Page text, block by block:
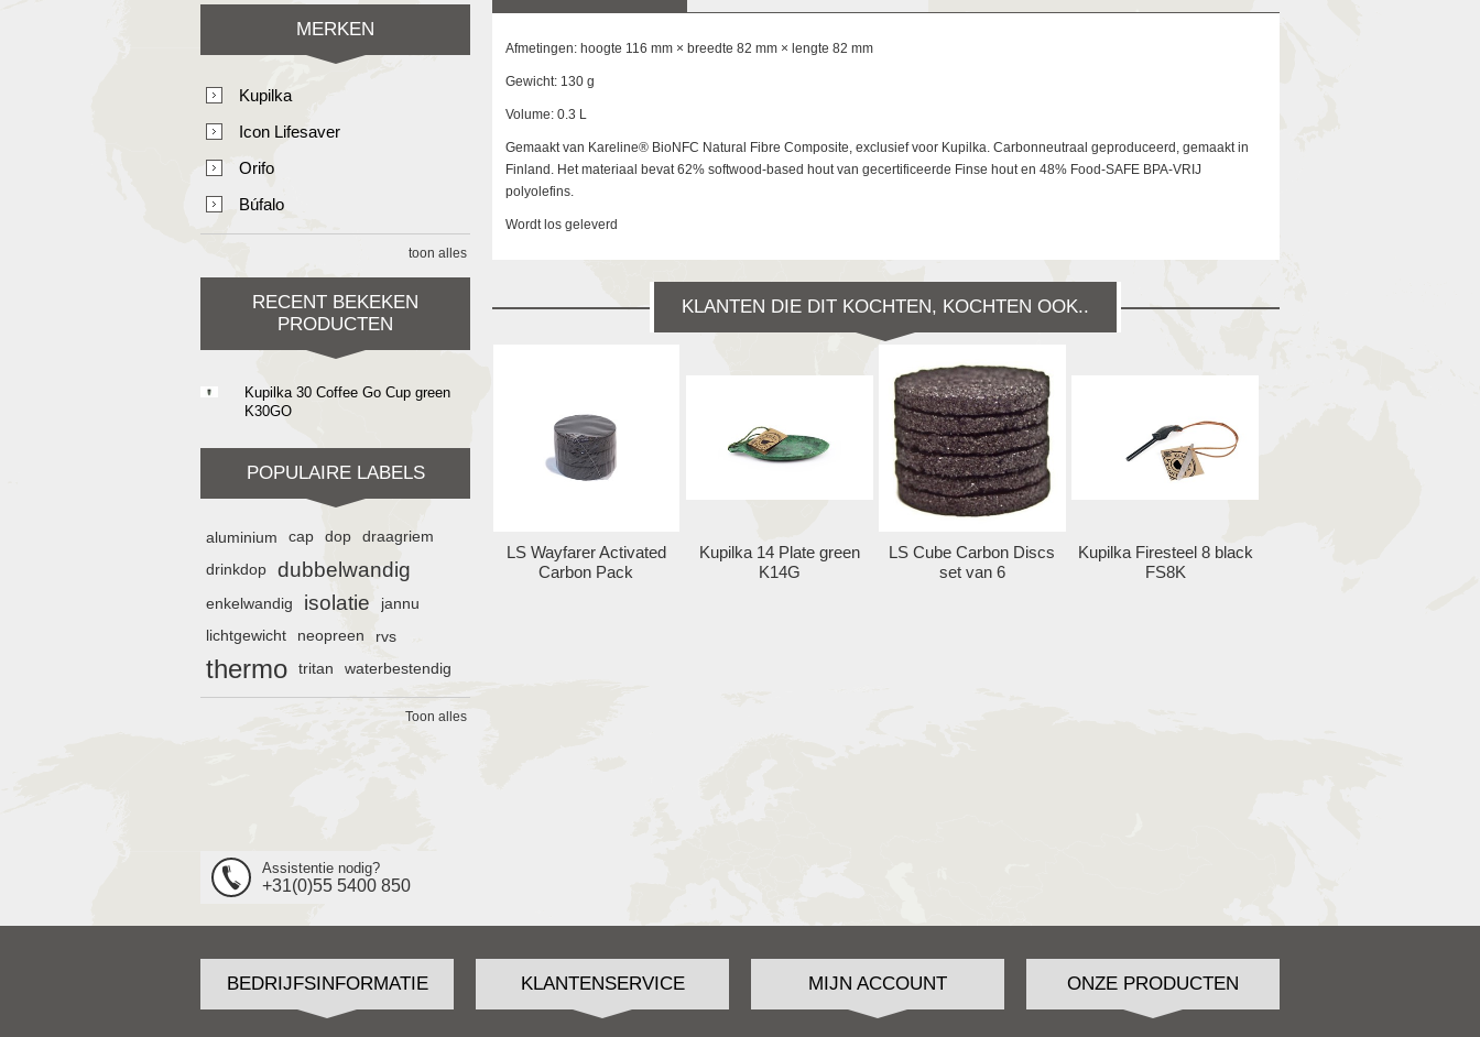
Afmetingen: hoogte 116 mm × breedte 82 mm × lengte 82 mm
Gewicht: 130 g
Volume: 0.3 L
Gemaakt van Kareline® BioNFC Natural Fibre Composite, exclusief voor Kupilka. Carbonneutraal geproduceerd, gemaakt in
Finland. Het materiaal bevat 62% softwood-based hout van gecertificeerde Finse hout en 48% Food-SAFE BPA-VRIJ
polyolefins.
Wordt los geleverd
KLANTEN DIE DIT KOCHTEN, KOCHTEN OOK..
LS Wayfarer Activated
Carbon Pack
Kupilka 14 Plate green
K14G
LS Cube Carbon Discs
set van 6
Kupilka Firesteel 8 black
FS8K
MERKEN
Kupilka
Icon Lifesaver
Orifo
Búfalo
toon alles
RECENT BEKEKEN
PRODUCTEN
Kupilka 30 Coffee Go Cup green
K30GO
POPULAIRE LABELS
aluminium cap dop
draagriem
drinkdop
dubbelwandig
enkelwandig isolatie jannu
lichtgewicht neopreen rvs
thermo tritan waterbestendig
Toon alles
Assistentie nodig?
+31(0)55 5400 850
BEDRIJFSINFORMATIE KLANTENSERVICE MIJN ACCOUNT ONZE PRODUCTEN